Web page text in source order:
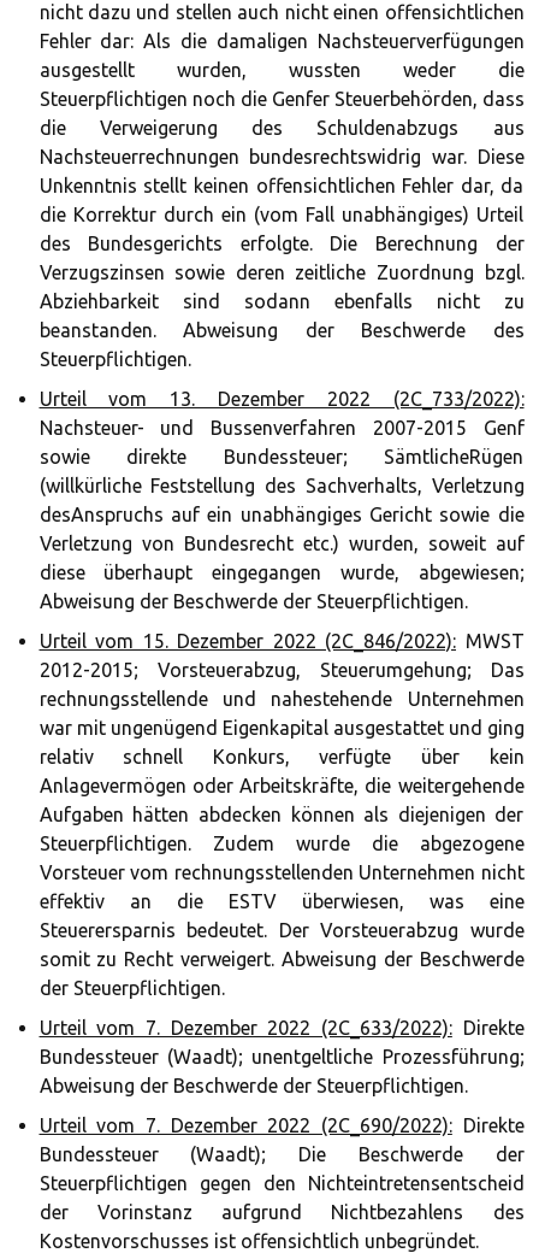
nicht dazu und stellen auch nicht einen offensichtlichen
Fehler dar: Als die damaligen Nachsteuerverfügungen
ausgestellt wurden, wussten weder die
Steuerpflichtigen noch die Genfer Steuerbehörden, dass
die Verweigerung des Schuldenabzugs aus
Nachsteuerrechnungen bundesrechtswidrig war. Diese
Unkenntnis stellt keinen offensichtlichen Fehler dar, da
die Korrektur durch ein (vom Fall unabhängiges) Urteil
des Bundesgerichts erfolgte. Die Berechnung der
Verzugszinsen sowie deren zeitliche Zuordnung bzgl.
Abziehbarkeit sind sodann ebenfalls nicht zu
beanstanden. Abweisung der Beschwerde des
Steuerpflichtigen.
Urteil vom 13. Dezember 2022 (2C_733/2022):
Nachsteuer- und Bussenverfahren 2007-2015 Genf
sowie direkte Bundessteuer; SämtlicheRügen
(willkürliche Feststellung des Sachverhalts, Verletzung
desAnspruchs auf ein unabhängiges Gericht sowie die
Verletzung von Bundesrecht etc.) wurden, soweit auf
diese überhaupt eingegangen wurde, abgewiesen;
Abweisung der Beschwerde der Steuerpflichtigen.
Urteil vom 15. Dezember 2022 (2C_846/2022): MWST
2012-2015; Vorsteuerabzug, Steuerumgehung; Das
rechnungsstellende und nahestehende Unternehmen
war mit ungenügend Eigenkapital ausgestattet und ging
relativ schnell Konkurs, verfügte über kein
Anlagevermögen oder Arbeitskräfte, die weitergehende
Aufgaben hätten abdecken können als diejenigen der
Steuerpflichtigen. Zudem wurde die abgezogene
Vorsteuer vom rechnungsstellenden Unternehmen nicht
effektiv an die ESTV überwiesen, was eine
Steuerersparnis bedeutet. Der Vorsteuerabzug wurde
somit zu Recht verweigert. Abweisung der Beschwerde
der Steuerpflichtigen.
Urteil vom 7. Dezember 2022 (2C_633/2022):Direkte
Bundessteuer (Waadt); unentgeltliche Prozessführung;
Abweisung der Beschwerde der Steuerpflichtigen.
Urteil vom 7. Dezember 2022 (2C_690/2022):Direkte
Bundessteuer (Waadt); Die Beschwerde der
Steuerpflichtigen gegen den Nichteintretensentscheid
der Vorinstanz aufgrund Nichtbezahlens des
Kostenvorschusses ist offensichtlich unbegründet.